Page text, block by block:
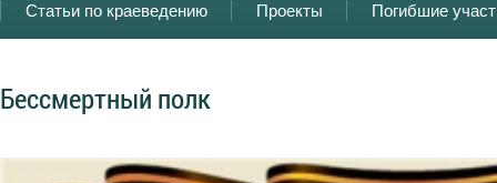
Статьи по краеведению Проекты Погибшие
Бессмертный полк